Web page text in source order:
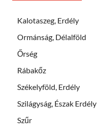
Kalotaszeg, Erdély
Ormánság, Délalföld
Őrség
Rábakőz
Székelyföld, Erdély
Szilágyság, Észak Erdély
Szűr